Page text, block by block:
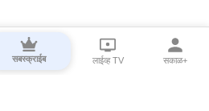
सबस्क्राईब लाईव्ह TV सकाळ+